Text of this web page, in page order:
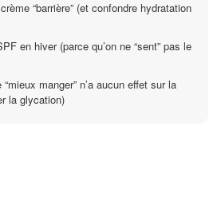
“barrière” (et confondre hydratation
en hiver (parce qu’on ne “sent” pas le
manger” n’a aucun effet sur la
la glycation)